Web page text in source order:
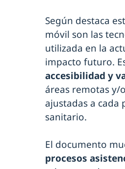
Según destaca
móvil son las
utilizada en la
impacto futuro.
accesibilidad y
áreas remotas y/
ajustadas a
sanitario.
El documento
procesos